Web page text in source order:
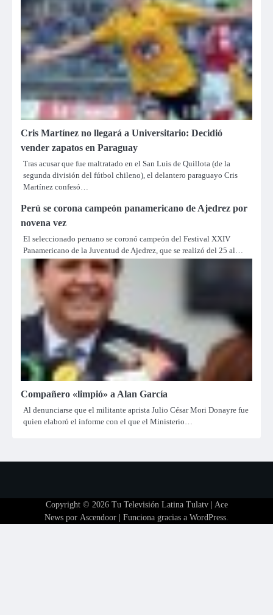
Cris Martínez no llegará a Universitario: Decidió
vender zapatos en Paraguay
Tras acusar que fue maltratado en el San Luis de Quillota (de la
segunda división del fútbol chileno), el delantero paraguayo Cris
Martínez confesó…
Perú se corona campeón panamericano de Ajedrez por
novena vez
El seleccionado peruano se coronó campeón del Festival XXIV
Panamericano de la Juventud de Ajedrez, que se realizó del 25 al…
Compañero «limpió» a Alan García
Al denunciarse que el militante aprista Julio César Mori Donayre fue
quien elaboró el informe con el que el Ministerio…
Copyright © 2026 Tu Televisión Latina Tulatv| Ace
News por Ascendoor | Funciona gracias a WordPress.